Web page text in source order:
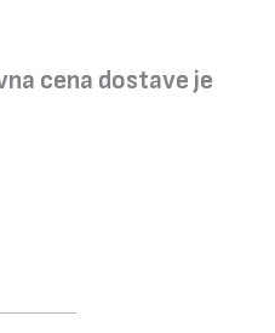
cena dostave je